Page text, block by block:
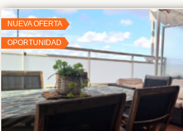
NUEVA OFERTA
OPORTUNIDAD